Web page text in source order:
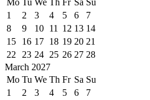
Mo Tu We Th Fr Sa Su
1
2 3 4 5 6
7
8
9 10 11 12 13 14
15
16 17 18 19 20 21
22
23 24 25 26 27 28
March 2027
Mo Tu We Th Fr Sa Su
1
2 3 4 5 6
7